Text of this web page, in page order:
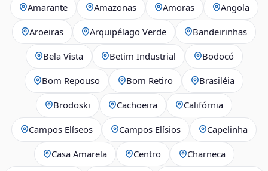
Amarante Amazonas Amoras Angola
Aroeiras Arquipélago Verde Bandeirinhas
Bela Vista Betim Industrial Bodocó
Bom Repouso Bom Retiro Brasiléia
Brodoski Cachoeira Califórnia
Campos Elíseos Campos Elísios Capelinha
Casa Amarela Centro Charneca